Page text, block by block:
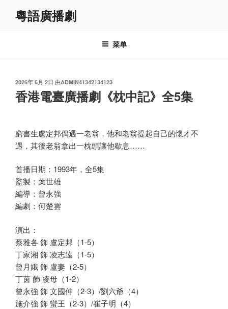
粵語廣播劇
菜单
发
布
于
2026年 6月 2日 由ADMIN41342134123
香港電臺廣播劇《枕中記》全5集
窮書生盧定邦偶遇一老翁，他和老翁提起自己的懷才不
遇，其後老翁拿出一枕頭讓他歇息……
首播日期：1993年，全5集
監製：葉世雄
編導：曾永強
編劇：何楚雲
演出：
蔡雅各 飾 盧定邦（1-5）
丁家湘 飾 凌志遠（1-5）
曾月娥 飾 盧妻（2-5）
丁茵 飾 凌母（1-2）
曾永強 飾 文國仲（2-3）/劉六爺（4）
施介強 飾 蠻王（2-3）/崔子明（4）